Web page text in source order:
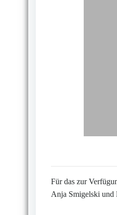
Für das zur
Anja Smigelski und